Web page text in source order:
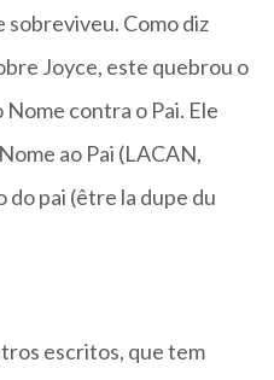
sobreviveu. Como diz
Joyce, este quebrou o
contra o Pai. Ele
ao Pai (LACAN,
do pai (être la dupe du
escritos, que tem